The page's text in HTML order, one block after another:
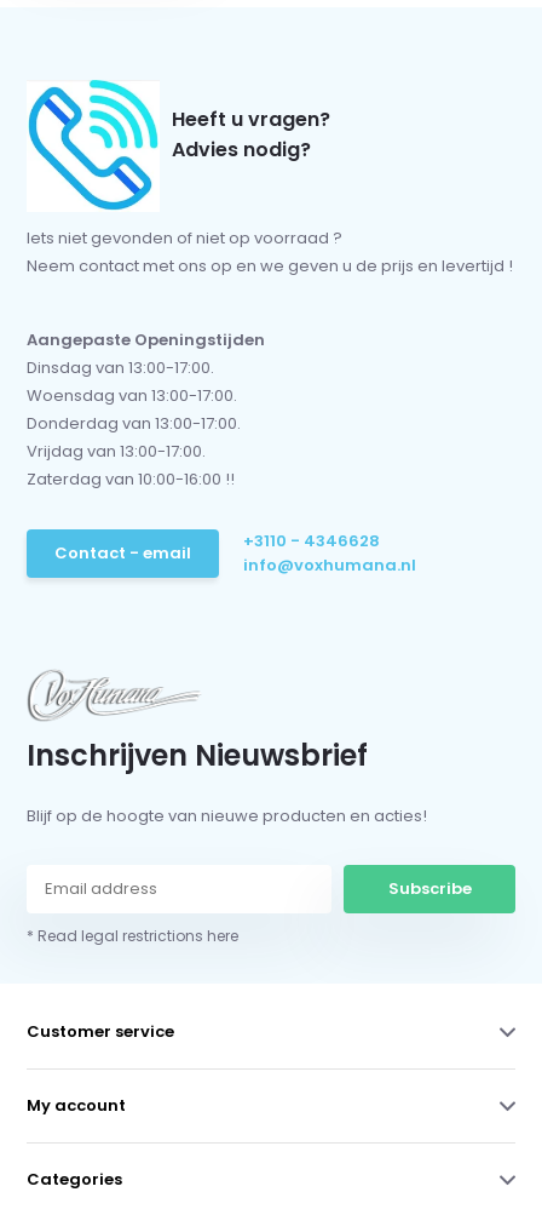
Heeft u vragen?
Advies nodig?
Iets niet gevonden of niet op voorraad ?
Neem contact met ons op en we geven u de prijs en levertijd !
Aangepaste Openingstijden
Dinsdag van 13:00-17:00.
Woensdag van 13:00-17:00.
Donderdag van 13:00-17:00.
Vrijdag van 13:00-17:00.
Zaterdag van 10:00-16:00 !!
Contact - email
+3110 - 4346628
info@voxhumana.nl
Inschrijven Nieuwsbrief
Blijf op de hoogte van nieuwe producten en acties!
Subscribe
* Read legal restrictions here
Customer service
My account
Categories